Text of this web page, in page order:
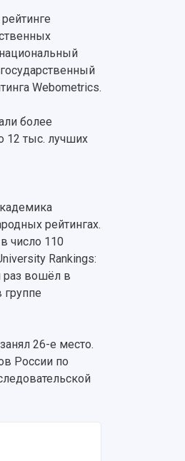
Webometrics.
более
12 тыс. лучших
рейтингах.
число 110
Rankings:
раз вошёл в
группе
26-е место.
России по